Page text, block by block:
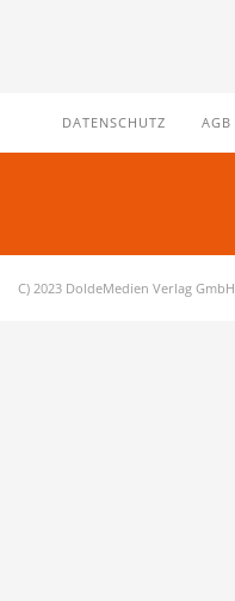
DATENSCHUTZ AGB
C) 2023 DoldeMedien Verlag GmbH